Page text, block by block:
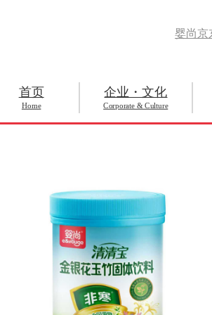
婴尚京
首页
Home
企业・文化
Corporate & Culture